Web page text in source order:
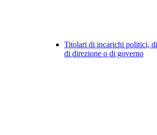
Titolari di incarichi politici,
di direzione o di governo